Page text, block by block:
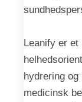
Leanify er
hydrering
medicinsk